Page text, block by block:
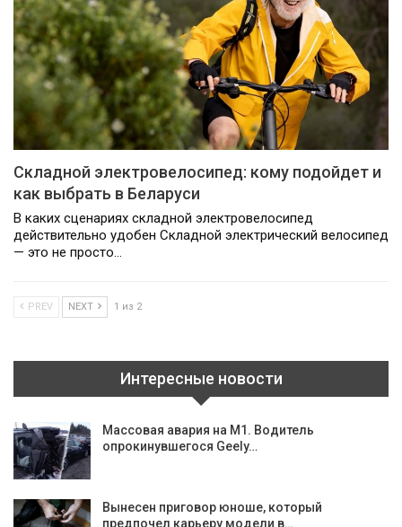
Складной электровелосипед: кому подойдет и
как выбрать в Беларуси
В каких сценариях складной электровелосипед
действительно удобен Складной электрический велосипед
— это не просто…
PREV NEXT 1 из 2
Интересные новости
Массовая авария на М1. Водитель
опрокинувшегося Geely…
Вынесен приговор юноше, который
предпочел карьеру модели в…